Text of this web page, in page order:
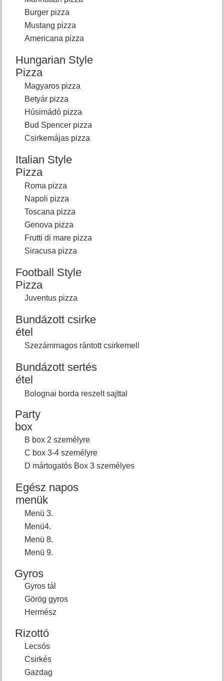
Burger pizza
Mustang pizza
Americana pizza
Hungarian Style
Pizza
Magyaros pizza
Betyár pizza
Húsimádó pizza
Bud Spencer pizza
Csirkemájas pizza
Italian Style
Pizza
Roma pizza
Napoli pizza
Toscana pizza
Genova pizza
Frutti di mare pizza
Siracusa pizza
Football Style
Pizza
Juventus pizza
Bundázott csirke
étel
Szezámmagos rántott csirkemell
Bundázott sertés
étel
Bolognai borda reszelt sajttal
Party
box
B box 2 személyre
C box 3-4 személyre
D mártogatós Box 3 személyes
Egész napos
menük
Menü 3.
Menü4.
Menü 8.
Menü 9.
Gyros
Gyros tál
Görög gyros
Hermész
Rizottó
Lecsós
Csirkés
Gazdag